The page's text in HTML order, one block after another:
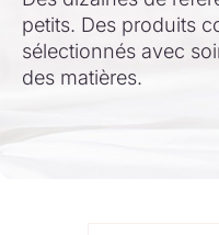
petits. Des produits
sélectionnés avec
des matières.